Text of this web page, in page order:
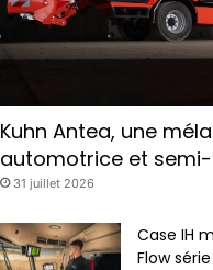
Kuhn Antea, une
automotrice et
31 juillet 2026
Case IH
Flow série